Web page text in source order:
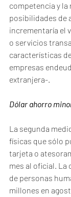
competencia y
posibilidades de
incrementaría el
o servicios
características
empresas
extranjera-.
Dólar ahorro
La segunda
físicas que sólo
tarjeta o
mes al oficial. La
de personas
millones en